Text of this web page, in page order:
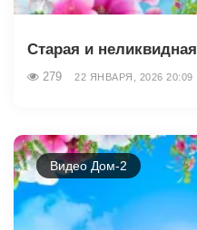
Старая и
279 22 ЯНВАРЯ, 2026 20:09
Видео Дом-2